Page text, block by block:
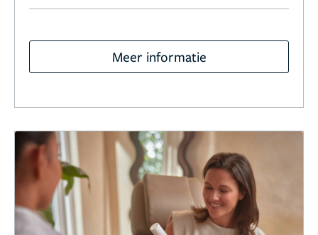
Meer informatie